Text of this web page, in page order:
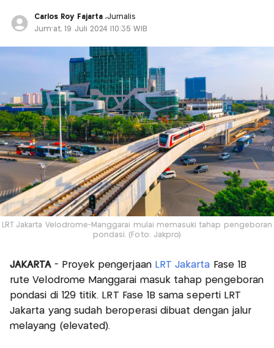
Carlos Roy Fajarta ,Jurnalis
Jum'at, 19 Juli 2024 |10:35 WIB
LRT Jakarta Velodrome-Manggarai mulai memasuki tahap pengeboran
pondasi. (Foto: Jakpro)
JAKARTA - Proyek pengerjaan LRT Jakarta Fase 1B
rute Velodrome Manggarai masuk tahap pengeboran
pondasi di 129 titik. LRT Fase 1B sama seperti LRT
Jakarta yang sudah beroperasi dibuat dengan jalur
melayang (elevated).